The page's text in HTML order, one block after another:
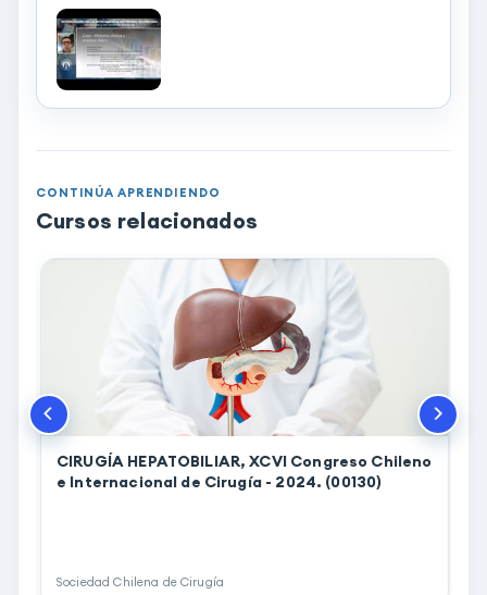
CONTINÚA APRENDIENDO
Cursos relacionados
CIRUGÍA HEPATOBILIAR, XCVI Congreso Chileno
e Internacional de Cirugía - 2024. (00130)
Sociedad Chilena de Cirugía